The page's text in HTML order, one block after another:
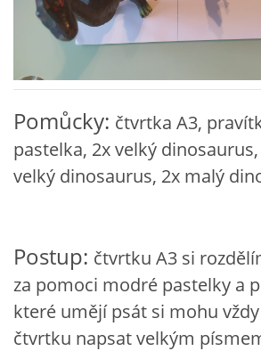
VZDĚLÁVACÍ BLOK ZÁŘÍ
VZDĚLÁVACÍ BLOK ŘÍJEN
VZDĚLÁVACÍ BLOK LISTOPAD
VZDĚLÁVACÍ BLOK LEDEN
VZDĚLÁVACÍ BLOK ÚNOR
Pomůcky: čtvrtka A3,
pastelka, 2x velký
velký dinosaurus, 2x malý
Postup: čtvrtku A3 si
za pomoci modré pastelky a
které umějí psát si mohu
čtvrtku napsat velkým